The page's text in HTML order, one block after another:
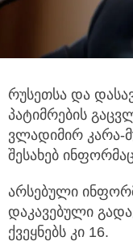
რუსეთსა და
პატიმრების
ვლადიმირ კარა-
შესახებ
არსებული
დაკავებული
ქვეყნებს კი 16.